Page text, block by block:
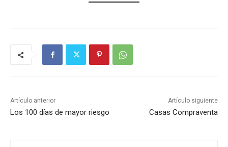
Artículo anterior
Los 100 días de mayor riesgo
Artículo siguiente
Casas Compraventa